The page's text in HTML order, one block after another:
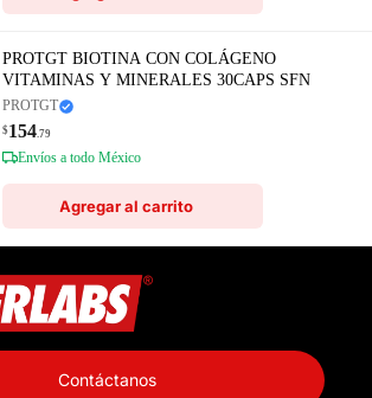
PROTGT BIOTINA CON COLÁGENO
VITAMINAS Y MINERALES 30CAPS SFN
PROTGT
$154.79
Envíos a todo México
Agregar al carrito
Contáctanos
de contacto